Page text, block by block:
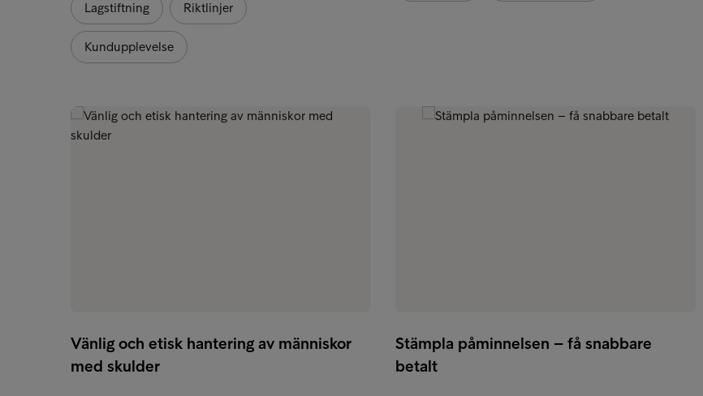
Lagstiftning Riktlinjer
Kundupplevelse
Vänlig och etisk hantering av människor
med skulder
Stämpla påminnelsen – få snabbare
betalt